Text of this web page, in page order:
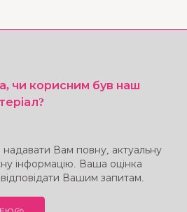
чи корисним був наш
Вам повну, актуальну
інформацію. Ваша оцінка
Вашим запитам.